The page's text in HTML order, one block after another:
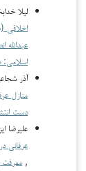
لیلا
اخلاقی
عبدالله
اسلامی:
آذر
منازل
دست
علیرضا
عرفانی
, معرفت و